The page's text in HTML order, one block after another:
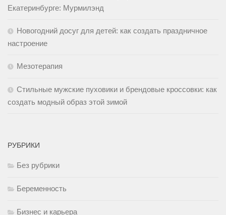
Екатеринбурге: Мурмилэнд
Новогодний досуг для детей: как создать праздничное
настроение
Мезотерапия
Стильные мужские пуховики и брендовые кроссовки: как
создать модный образ этой зимой
РУБРИКИ
Без рубрики
Беременность
Бизнес и карьера